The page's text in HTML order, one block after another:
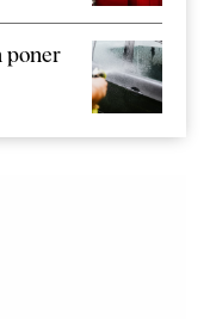
poner